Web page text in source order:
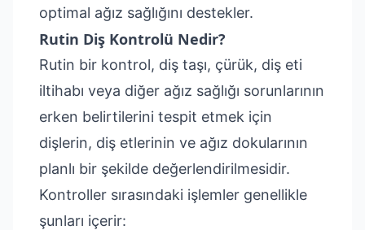
optimal ağız sağlığını destekler.
Rutin Diş Kontrolü Nedir?
Rutin bir kontrol, diş taşı, çürük, diş eti
iltihabı veya diğer ağız sağlığı sorunlarının
erken belirtilerini tespit etmek için
dişlerin, diş etlerinin ve ağız dokularının
planlı bir şekilde değerlendirilmesidir.
Kontroller sırasındaki işlemler genellikle
şunları içerir: